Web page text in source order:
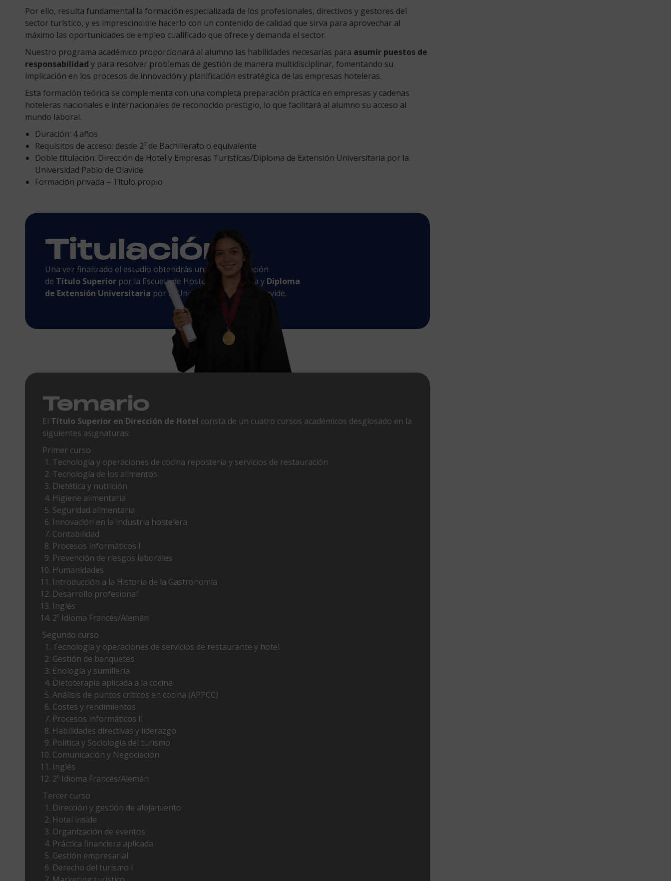
Por ello, resulta fundamental la formación especializada de los profesionales, directivos y gestores del
sector turístico, y es imprescindible hacerlo con un contenido de calidad que sirva para aprovechar al
máximo las oportunidades de empleo cualificado que ofrece y demanda el sector.
Nuestro programa académico proporcionará al alumno las habilidades necesarias para asumir puestos de
responsabilidad y para resolver problemas de gestión de manera multidisciplinar, fomentando su
implicación en los procesos de innovación y planificación estratégica de las empresas hoteleras.
Esta formación teórica se complementa con una completa preparación práctica en empresas y cadenas
hoteleras nacionales e internacionales de reconocido prestigio, lo que facilitará al alumno su acceso al
mundo laboral.
Duración: 4 años
Requisitos de acceso: desde 2º de Bachillerato o equivalente
Doble titulación: Dirección de Hotel y Empresas Turísticas/Diploma de Extensión Universitaria por la
Universidad Pablo de Olavide
Formación privada – Título propio
Titulación
Una vez finalizado el estudio obtendrás una doble titulación
de Título Superior por la Escuela de Hostelería de Sevilla y Diploma
de Extensión Universitaria por la Universidad Pablo de Olavide.
Temario
El Título Superior en Dirección de Hotel consta de un cuatro cursos académicos desglosado en la
siguientes asignaturas:
Primer curso
Tecnología y operaciones de cocina repostería y servicios de restauración
Tecnología de los alimentos
Dietética y nutrición
Higiene alimentaria
Seguridad alimentaria
Innovación en la industria hostelera
Contabilidad
Procesos informáticos I
Prevención de riesgos laborales
Humanidades
Introducción a la Historia de la Gastronomía
Desarrollo profesional
Inglés
2º Idioma Francés/Alemán
Segundo curso
Tecnología y operaciones de servicios de restaurante y hotel
Gestión de banquetes
Enología y sumillería
Dietoterapia aplicada a la cocina
Análisis de puntos críticos en cocina (APPCC)
Costes y rendimientos
Procesos informáticos II
Habilidades directivas y liderazgo
Política y Sociología del turismo
Comunicación y Negociación
Inglés
2º Idioma Francés/Alemán
Tercer curso
Dirección y gestión de alojamiento
Hotel inside
Organización de eventos
Práctica financiera aplicada
Gestión empresarial
Derecho del turismo I